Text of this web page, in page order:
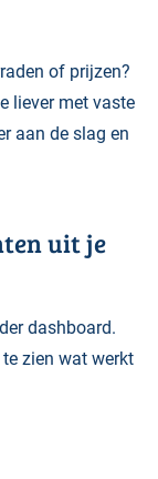
of prijzen?
liever met vaste
aan de slag en
uit je
dashboard.
zien wat werkt